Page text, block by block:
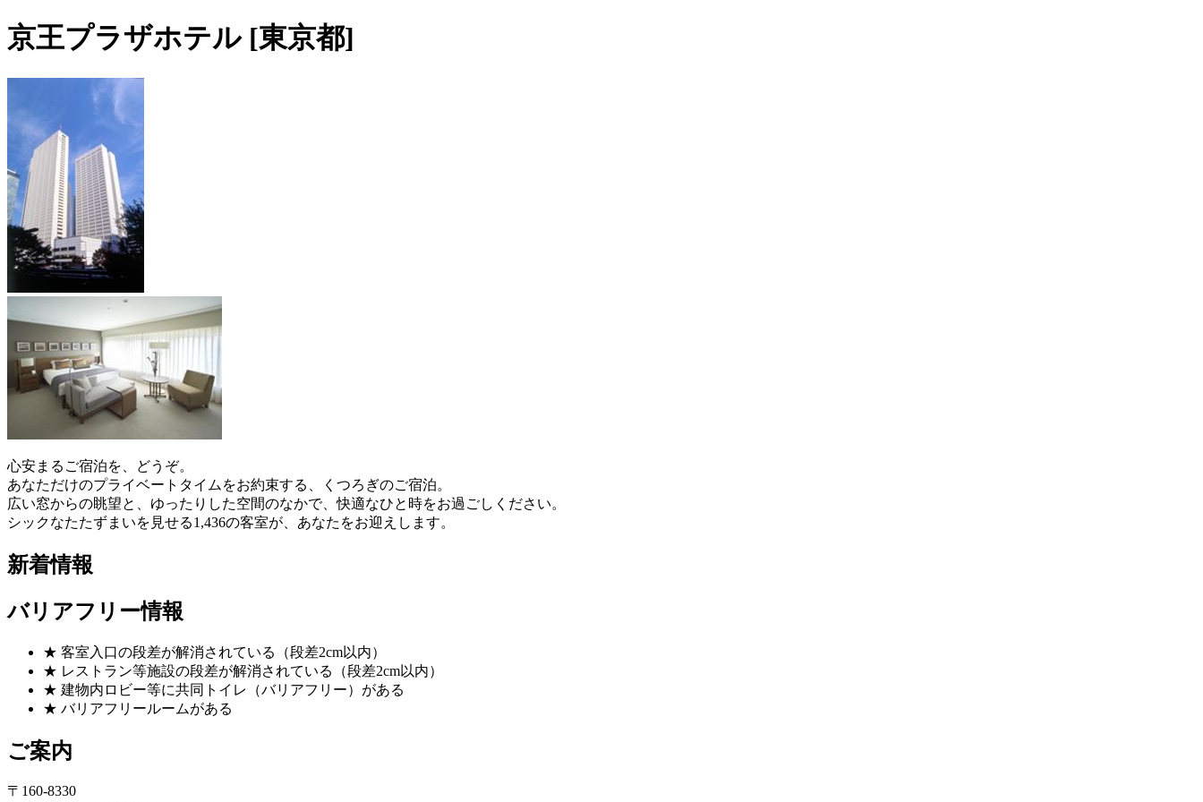
京王プラザホテル [東京都]
心安まるご宿泊を、どうぞ。
あなただけのプライベートタイムをお約束する、くつろぎのご宿泊。
広い窓からの眺望と、ゆったりした空間のなかで、快適なひと時をお過ごしください。
シックなたたずまいを見せる1,436の客室が、あなたをお迎えします。
新着情報
バリアフリー情報
★ 客室入口の段差が解消されている（段差2cm以内）
★ レストラン等施設の段差が解消されている（段差2cm以内）
★ 建物内ロビー等に共同トイレ（バリアフリー）がある
★ バリアフリールームがある
ご案内
〒160-8330